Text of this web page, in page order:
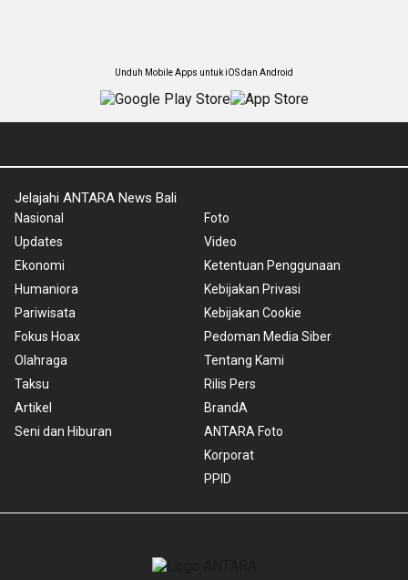
Unduh Mobile Apps untuk iOS dan Android
Jelajahi ANTARA News Bali
Nasional
Updates
Ekonomi
Humaniora
Pariwisata
Fokus Hoax
Olahraga
Taksu
Artikel
Seni dan Hiburan
Foto
Video
Ketentuan Penggunaan
Kebijakan Privasi
Kebijakan Cookie
Pedoman Media Siber
Tentang Kami
Rilis Pers
BrandA
ANTARA Foto
Korporat
PPID